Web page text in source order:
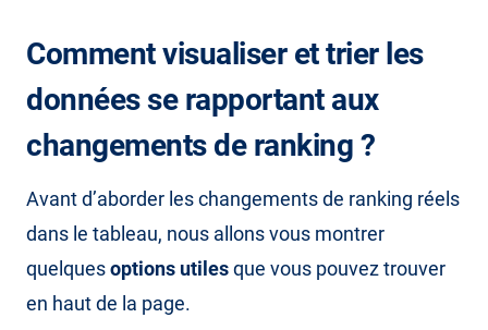
Comment visualiser et trier les
données se rapportant aux
changements de ranking ?
Avant d’aborder les changements de ranking réels
dans le tableau, nous allons vous montrer
quelquesoptions utilesque vous pouvez trouver
en haut de la page.